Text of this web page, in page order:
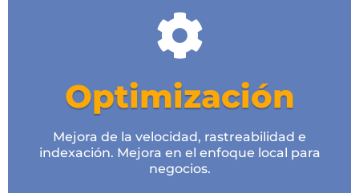
Optimización
Mejora de la velocidad, rastreabilidad e
indexación. Mejora en el enfoque local para
negocios.
Labores onpage
Velocidad de carga web / WPO
Mejora de Geolocalización
Analítica web
Desde 300€ Pago único